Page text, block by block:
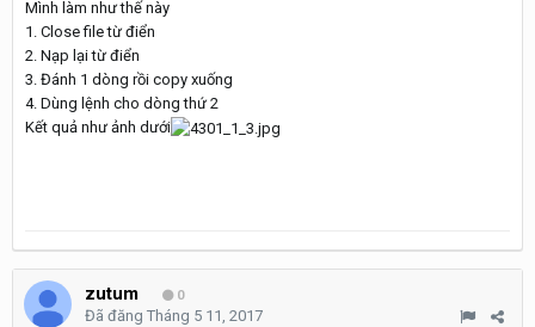
Mình làm như thế này
1. Close file từ điển
2. Nạp lại từ điển
3. Đánh 1 dòng rồi copy xuống
4. Dùng lệnh cho dòng thứ 2
Kết quả như ảnh dưới
zutum 0
Đã đăng Tháng 5 11, 2017